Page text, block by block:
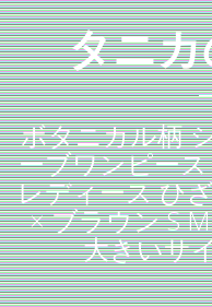
タニ
ボタニカル柄
ーブワンピー
レディース ひ
× ブラウン S
大きいサ